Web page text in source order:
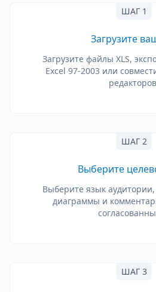
ШАГ 1
Загрузите
Загрузите файлы XLS,
Excel 97-2003 или
ШАГ 2
Выберите
Выберите язык
диаграммы и
ШАГ 3